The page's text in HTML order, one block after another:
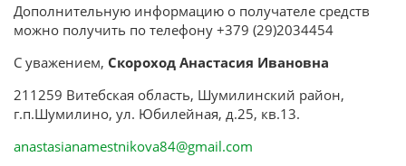
Дополнительную информацию о получателе средств
можно получить по телефону +379 (29)2034454
С уважением, Скороход Анастасия Ивановна
211259 Витебская область, Шумилинский район,
г.п.Шумилино, ул. Юбилейная, д.25, кв.13.
anastasianamestnikova84@gmail.com